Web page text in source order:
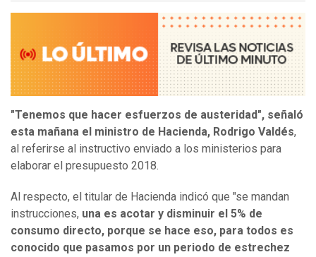
"Tenemos que hacer esfuerzos de austeridad", señaló
esta mañana el ministro de Hacienda, Rodrigo Valdés,
al referirse al instructivo enviado a los ministerios para
elaborar el presupuesto 2018.
Al respecto, el titular de Hacienda indicó que "se mandan
instrucciones, una es acotar y disminuir el 5% de
consumo directo, porque se hace eso, para todos es
conocido que pasamos por un periodo de estrechez